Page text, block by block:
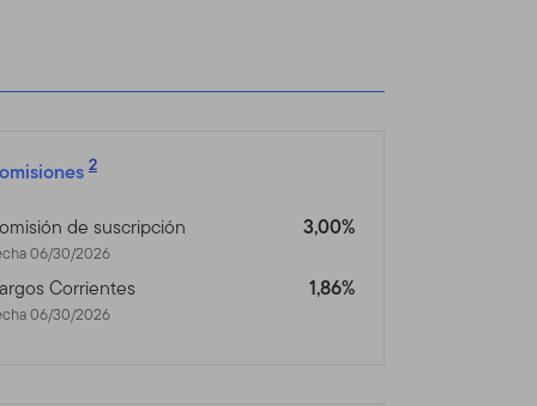
2
de suscripción
06/30/2026
3,00%
Corrientes
06/30/2026
1,86%
cualquier actualización
Advisors
Franklin Templeton (en
operando como
provee servicios de
Franklin, Templeton y
separadas.